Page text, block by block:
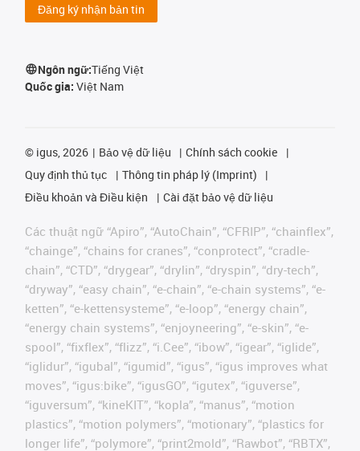
Đăng ký nhận bản tin
Ngôn ngữ:Tiếng Việt
Quốc gia: Việt Nam
© igus, 2026 Bảo vệ dữ liệu
Chính sách cookie
Quy định thủ tục
Thông tin pháp lý (Imprint)
Điều khoản và Điều kiện
Cài đặt bảo vệ dữ liệu
Các thuật ngữ “Apiro”, “AutoChain”, “CFRIP”, “chainflex”,
“chainge”, “chains for cranes”, “conprotect”, “cradle-
chain”, “CTD”, “drygear”, “drylin”, “dryspin”, “dry-tech”,
“dryway”, “easy chain”, “e-chain”, “e-chain systems”, “e-
ketten”, “e-kettensysteme”, “e-loop”, “energy chain”,
“energy chain systems”, “enjoyneering”, “e-skin”, “e-
spool”, “fixflex”, “flizz”, “i.Cee”, “ibow”, “igear”, “iglide”,
“iglidur”, “igubal”, “igumid”, “igus”, “igus improves what
moves”, “igus:bike”, “igusGO”, “igutex”, “iguverse”,
“iguversum”, “kineKIT”, “kopla”, “manus”, “motion
plastics”, “motion polymers”, “motionary”, “plastics for
longer life”, “polymore”, “print2mold”, “Rawbot”, “RBTX”,